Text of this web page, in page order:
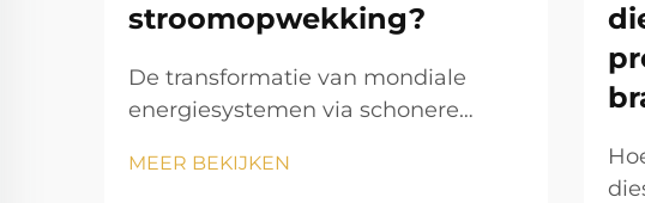
stroomopwekking?
De transformatie van mondiale
energiesystemen via schonere
doorloopt momenteel een
MEER BEKIJKEN